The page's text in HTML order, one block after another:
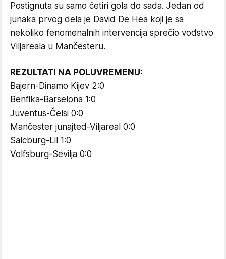
Postignuta su samo četiri gola do sada. Jedan od
junaka prvog dela je David De Hea koji je sa
nekoliko fenomenalnih intervencija sprečio vođstvo
Viljareala u Mančesteru.
REZULTATI NA POLUVREMENU:
Bajern-Dinamo Kijev 2:0
Benfika-Barselona 1:0
Juventus-Čelsi 0:0
Mančester junajted-Viljareal 0:0
Salcburg-Lil 1:0
Volfsburg-Sevilja 0:0